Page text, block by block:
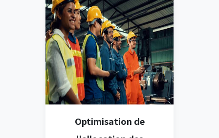
Optimisation de